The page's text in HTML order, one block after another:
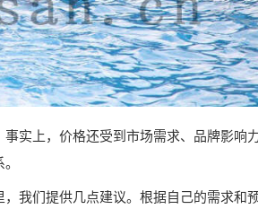
实上，价格还受到市场需求、品牌影响
我们提供几点建议。根据自己的需求和